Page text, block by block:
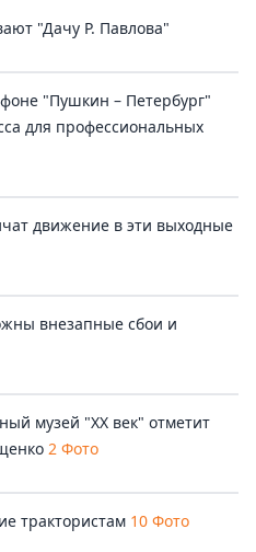
"Дачу Р. Павлова"
"Пушкин – Петербург"
для профессиональных
движение в эти выходные
внезапные сбои и
музей "ХХ век" отметит
2 Фото
трактористам 10 Фото